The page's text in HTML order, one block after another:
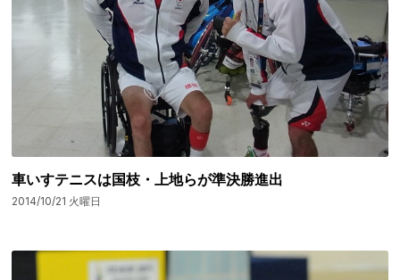
車いすテニスは国枝・上地らが準決勝進出
2014/10/21 火曜日